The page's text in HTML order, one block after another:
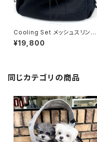
Cooling Set メッシュスリング
キャリー ブラック ー 7点セ
ット ペットキャリーバッグ
¥19,800
同じカテゴリの商品